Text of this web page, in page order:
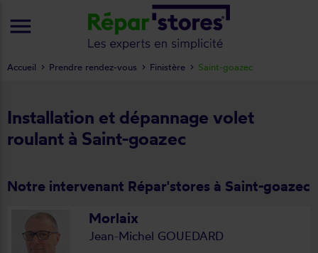
Installation et dépannage volet
roulant à Saint-goazec
Notre intervenant Répar'stores à Saint-goazec
Morlaix
Jean-Michel GOUEDARD
Accueil Prendre rendez-vous Finistère Saint-goazec
menu